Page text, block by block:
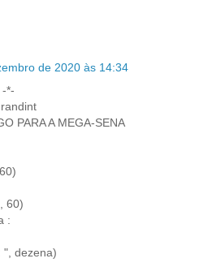
de 2020 às 14:34
*-
PARA A MEGA-SENA
60)
:
", dezena)